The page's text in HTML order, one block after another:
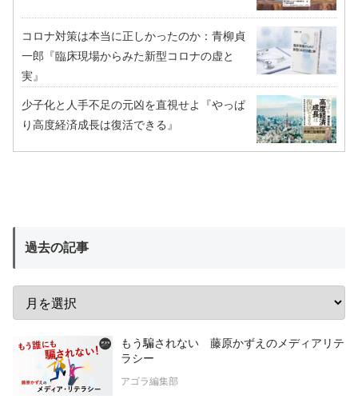
コロナ対策は本当に正しかったのか：青柳貞
一郎『臨床現場からみた新型コロナの虚と
実』
少子化と人手不足の元凶を直視せよ『やっぱ
り高度経済成長は復活できる』
過去の記事
もう騙されない 藤原かずえのメディアリテ
ラシー
アゴラ編集部